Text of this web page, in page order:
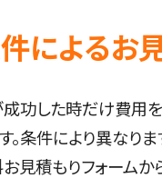
によるお
功した時だけ費用
。条件により異なり
見積もりフォームか